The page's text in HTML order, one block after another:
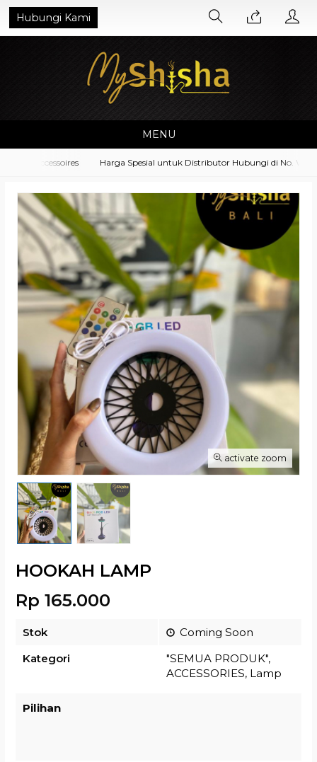
Hubungi Kami
MENU
Accessoires Harga Spesial untuk Distributor Hubungi di No.
activate zoom
HOOKAH LAMP
Rp 165.000
Stok
Coming Soon
Kategori
"SEMUA PRODUK",
ACCESSORIES, Lamp
Pilihan